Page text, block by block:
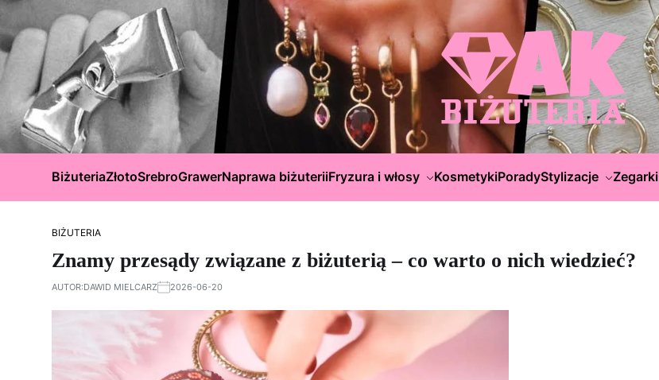
BiżuteriaZłotoSrebroGrawerNaprawa biżuteriiFryzura i włosy KosmetykiPoradyStylizacje Zegarki
BIŻUTERIA
Znamy przesądy związane z biżuterią – co warto o nich wiedzieć?
AUTOR:DAWID MIELCARZ 2026-06-20